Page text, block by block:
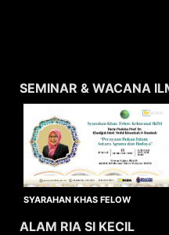
SEMINAR & WACANA
SYARAHAN KHAS FELOW
ALAM RIA SI KECIL